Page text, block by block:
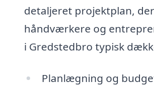
detaljeret projektplan,
håndværkere og
i Gredstedbro typisk
Planlægning og